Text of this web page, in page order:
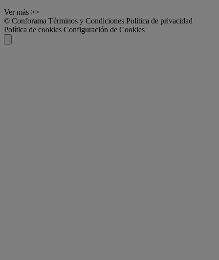
Ver más >>
© Conforama Términos y Condiciones Política de privacidad
Política de cookies Configuración de Cookies